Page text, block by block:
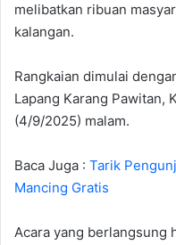
melibatkan ribuan
kalangan.
‎Rangkaian dimulai
Lapang Karang Pawitan,
(4/9/2025) malam.
Baca Juga : Tarik
Mancing Gratis
‎Acara yang berlangsung